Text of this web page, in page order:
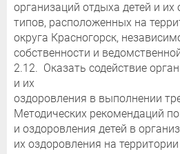
организаций отдыха детей и их
типов, расположенных на
округа Красногорск,
собственности и
2.12. Оказать содействие
и их
оздоровления в выполнении
Методических рекомендаций
и оздоровления детей в
их оздоровления на